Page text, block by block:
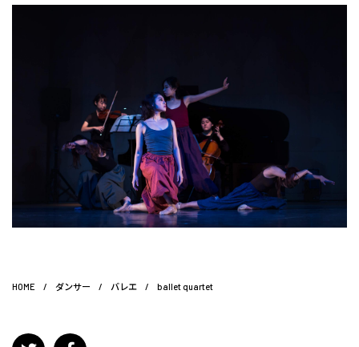
HOME / ダンサー / バレエ / ballet quartet